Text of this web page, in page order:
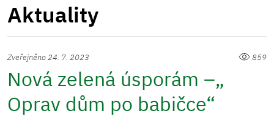
Aktuality
Zveřejněno 24. 7. 2023 859
Nová zelená úsporám –„
Oprav dům po babičce“